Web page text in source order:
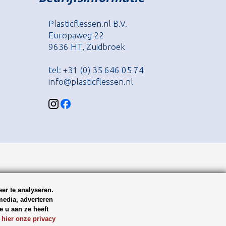
Plasticflessen.nl B.V.
Europaweg 22
9636 HT, Zuidbroek
tel: +31 (0) 35 646 05 74
info@plasticflessen.nl
te analyseren.
adverteren
u aan ze heeft
hier onze privacy